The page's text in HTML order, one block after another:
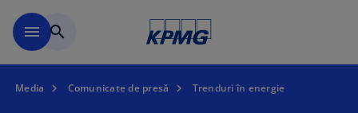
menu search
Media Comunicate de presă Trenduri în energie